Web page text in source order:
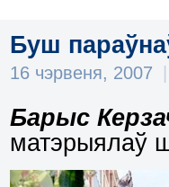
Буш
16 чэрвеня, 2007
Барыс
матэрыялаў